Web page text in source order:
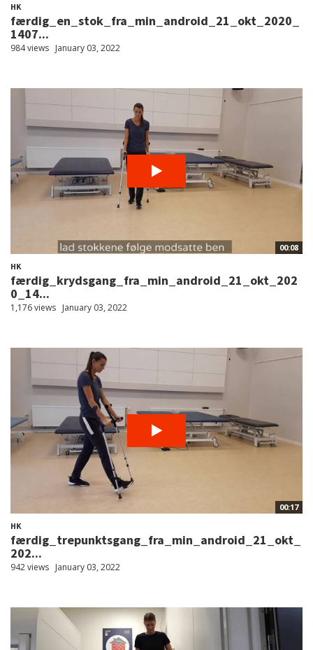
HK
færdig_en_stok_fra_min_android_21_okt_2020_
1407...
984 views January 03, 2022
00:08
HK
færdig_krydsgang_fra_min_android_21_okt_202
0_14...
1,176 views January 03, 2022
00:17
HK
færdig_trepunktsgang_fra_min_android_21_okt_
202...
942 views January 03, 2022